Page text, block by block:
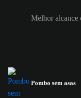
Melhor alcance
Pombo sem asas